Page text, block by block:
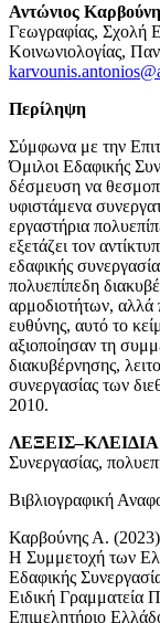
Αντώνιος
Γεωγραφίας, Σχολή
Κοινωνιολογίας,
Περίληψη
Σύμφωνα με την
Όμιλοι Εδαφικής
δέσμευση να
υφιστάμενα
εργαστήρια
εξετάζει τον
εδαφικής
πολυεπίπεδη
αρμοδιοτήτων, αλλά
ευθύνης, αυτό το
αξιοποίησαν τη
διακυβέρνησης,
συνεργασίας των
2010.
Συνεργασίας,
Βιβλιογραφική
Καρβούνης Α.
Η Συμμετοχή των
Εδαφικής
Ειδική Γραμματεία
Επιμελητήριο